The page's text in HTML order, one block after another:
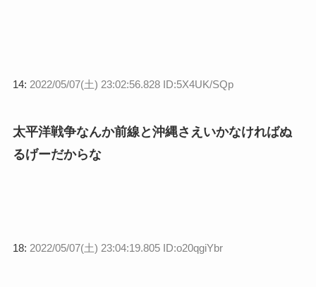
14: 2022/05/07(土) 23:02:56.828 ID:5X4UK/SQp
太平洋戦争なんか前線と沖縄さえいかなければぬ
るげーだからな
18: 2022/05/07(土) 23:04:19.805 ID:o20qgiYbr